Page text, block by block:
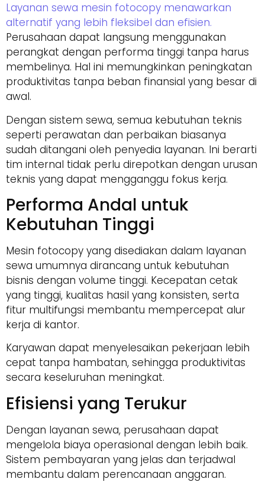
Layanan sewa mesin fotocopy menawarkan
alternatif yang lebih fleksibel dan efisien.
Perusahaan dapat langsung menggunakan
perangkat dengan performa tinggi tanpa harus
membelinya. Hal ini memungkinkan peningkatan
produktivitas tanpa beban finansial yang besar di
awal.
Dengan sistem sewa, semua kebutuhan teknis
seperti perawatan dan perbaikan biasanya
sudah ditangani oleh penyedia layanan. Ini berarti
tim internal tidak perlu direpotkan dengan urusan
teknis yang dapat mengganggu fokus kerja.
Performa Andal untuk
Kebutuhan Tinggi
Mesin fotocopy yang disediakan dalam layanan
sewa umumnya dirancang untuk kebutuhan
bisnis dengan volume tinggi. Kecepatan cetak
yang tinggi, kualitas hasil yang konsisten, serta
fitur multifungsi membantu mempercepat alur
kerja di kantor.
Karyawan dapat menyelesaikan pekerjaan lebih
cepat tanpa hambatan, sehingga produktivitas
secara keseluruhan meningkat.
Efisiensi yang Terukur
Dengan layanan sewa, perusahaan dapat
mengelola biaya operasional dengan lebih baik.
Sistem pembayaran yang jelas dan terjadwal
membantu dalam perencanaan anggaran.